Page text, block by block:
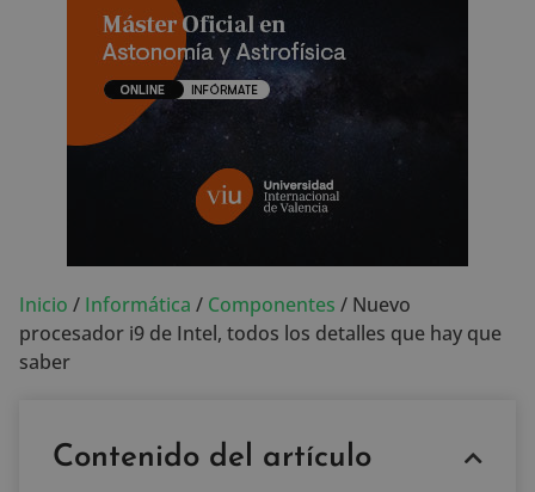
Inicio / Informática / Componentes / Nuevo
procesador i9 de Intel, todos los detalles que hay que
saber
Contenido del artículo